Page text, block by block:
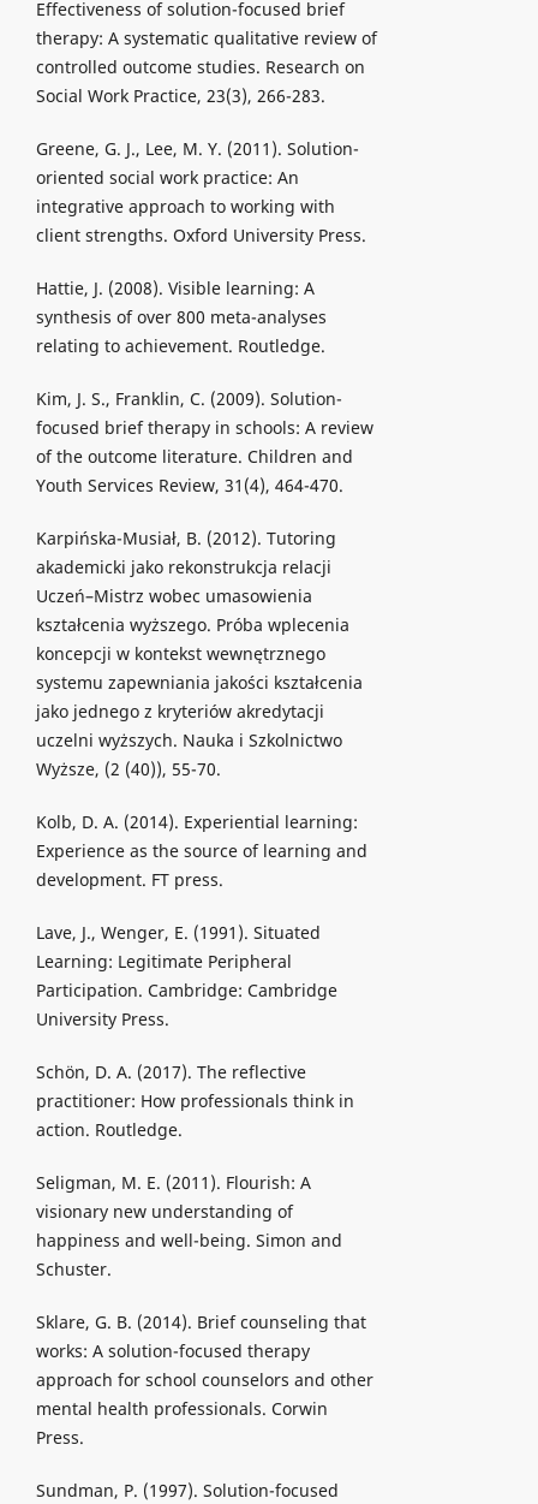
Effectiveness of solution-focused brief
therapy: A systematic qualitative review of
controlled outcome studies. Research on
Social Work Practice, 23(3), 266-283.
Greene, G. J., Lee, M. Y. (2011). Solution-
oriented social work practice: An
integrative approach to working with
client strengths. Oxford University Press.
Hattie, J. (2008). Visible learning: A
synthesis of over 800 meta-analyses
relating to achievement. Routledge.
Kim, J. S., Franklin, C. (2009). Solution-
focused brief therapy in schools: A review
of the outcome literature. Children and
Youth Services Review, 31(4), 464-470.
Karpińska-Musiał, B. (2012). Tutoring
akademicki jako rekonstrukcja relacji
Uczeń–Mistrz wobec umasowienia
kształcenia wyższego. Próba wplecenia
koncepcji w kontekst wewnętrznego
systemu zapewniania jakości kształcenia
jako jednego z kryteriów akredytacji
uczelni wyższych. Nauka i Szkolnictwo
Wyższe, (2 (40)), 55-70.
Kolb, D. A. (2014). Experiential learning:
Experience as the source of learning and
development. FT press.
Lave, J., Wenger, E. (1991). Situated
Learning: Legitimate Peripheral
Participation. Cambridge: Cambridge
University Press.
Schön, D. A. (2017). The reflective
practitioner: How professionals think in
action. Routledge.
Seligman, M. E. (2011). Flourish: A
visionary new understanding of
happiness and well-being. Simon and
Schuster.
Sklare, G. B. (2014). Brief counseling that
works: A solution-focused therapy
approach for school counselors and other
mental health professionals. Corwin
Press.
Sundman, P. (1997). Solution-focused